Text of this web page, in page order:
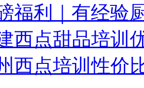
福利｜有经验
西点甜品培训
西点培训性价